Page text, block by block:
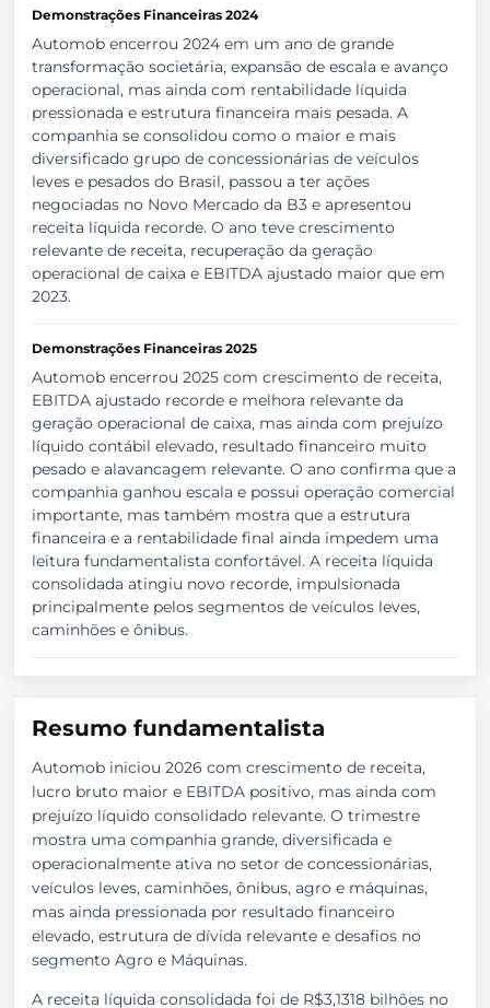
Demonstrações Financeiras 2024
Automob encerrou 2024 em um ano de grande
transformação societária, expansão de escala e avanço
operacional, mas ainda com rentabilidade líquida
pressionada e estrutura financeira mais pesada. A
companhia se consolidou como o maior e mais
diversificado grupo de concessionárias de veículos
leves e pesados do Brasil, passou a ter ações
negociadas no Novo Mercado da B3 e apresentou
receita líquida recorde. O ano teve crescimento
relevante de receita, recuperação da geração
operacional de caixa e EBITDA ajustado maior que em
2023.
Demonstrações Financeiras 2025
Automob encerrou 2025 com crescimento de receita,
EBITDA ajustado recorde e melhora relevante da
geração operacional de caixa, mas ainda com prejuízo
líquido contábil elevado, resultado financeiro muito
pesado e alavancagem relevante. O ano confirma que a
companhia ganhou escala e possui operação comercial
importante, mas também mostra que a estrutura
financeira e a rentabilidade final ainda impedem uma
leitura fundamentalista confortável. A receita líquida
consolidada atingiu novo recorde, impulsionada
principalmente pelos segmentos de veículos leves,
caminhões e ônibus.
Resumo fundamentalista
Automob iniciou 2026 com crescimento de receita,
lucro bruto maior e EBITDA positivo, mas ainda com
prejuízo líquido consolidado relevante. O trimestre
mostra uma companhia grande, diversificada e
operacionalmente ativa no setor de concessionárias,
veículos leves, caminhões, ônibus, agro e máquinas,
mas ainda pressionada por resultado financeiro
elevado, estrutura de dívida relevante e desafios no
segmento Agro e Máquinas.
A receita líquida consolidada foi de R$3,1318 bilhões no